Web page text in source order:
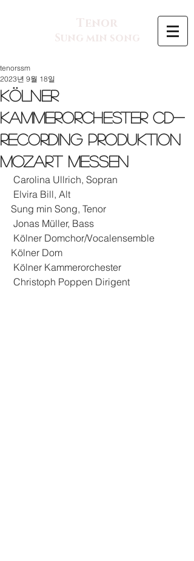
Tenor
Sung min song
Kölner
Kammerorchester CD-
Recording Produktion
Mozart Messen
tenorssm
2023년 9월 18일
Carolina Ullrich, Sopran
Elvira Bill, Alt
Sung min Song, Tenor
Jonas Müller, Bass
Kölner Dom
Kölner Kammerorchester
Christoph Poppen Dirigent